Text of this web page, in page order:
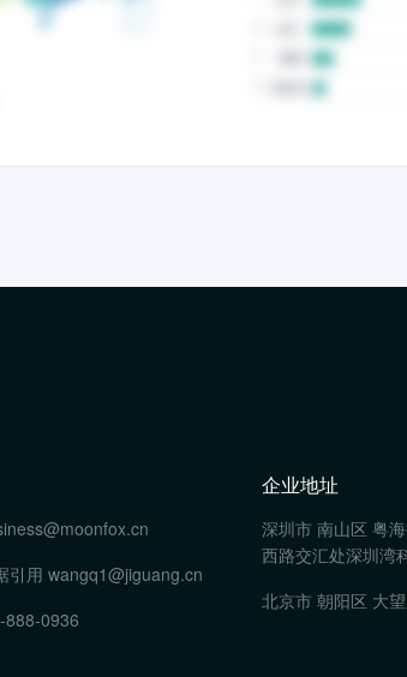
引用 wangq1@jiguang.cn
888-0936
企业地址
深圳市 南山区 粤
西路交汇处深圳湾
北京市 朝阳区 大